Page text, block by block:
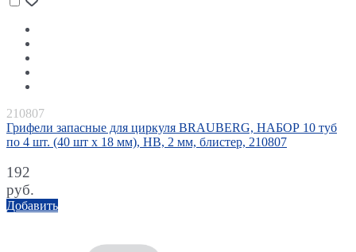
210807
Грифели запасные для циркуля BRAUBERG, НАБОР 10 туб
по 4 шт. (40 шт х 18 мм), HB, 2 мм, блистер, 210807
192
руб.
Добавить